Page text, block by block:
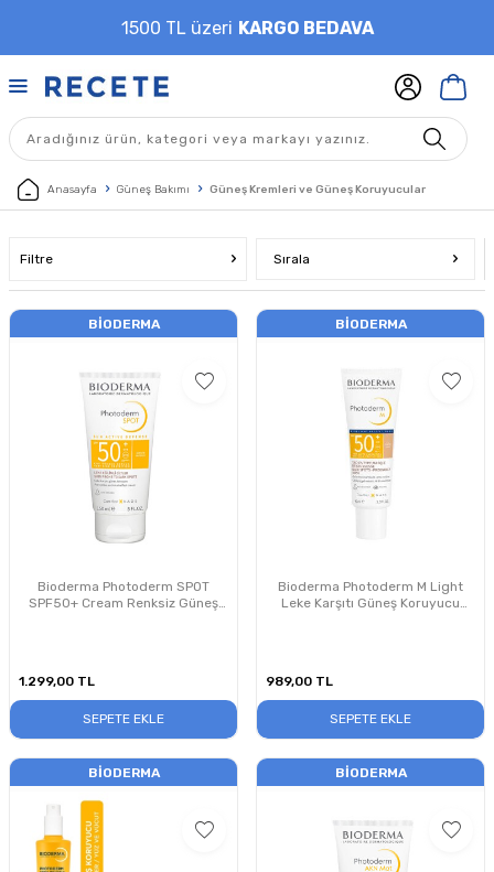
1500 TL üzeri KARGO BEDAVA
Anasayfa Güneş Bakımı Güneş Kremleri ve Güneş Koruyucular
Filtre Sırala
BIODERMA
Bioderma Photoderm SPOT
SPF50+ Cream Renksiz Güneş
1.299,00 TL
SEPETE EKLE
BIODERMA
Bioderma Photoderm M Light
Leke Karşıtı Güneş Koruyucu
989,00 TL
SEPETE EKLE
BIODERMA BIODERMA